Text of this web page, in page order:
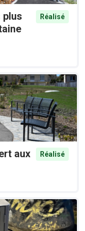
plus
Réalisé
aux
Réalisé